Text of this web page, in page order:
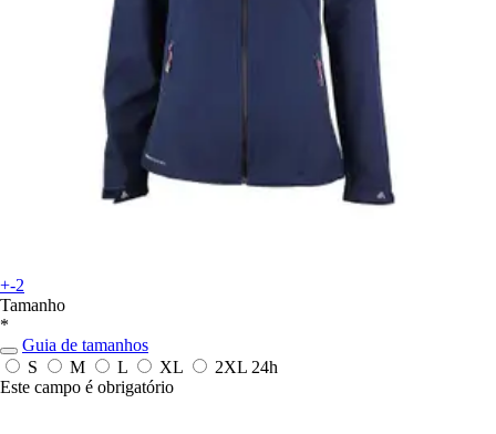
+-2
Tamanho
*
Guia de tamanhos
S
M L XL 2XL 24h
Este campo é obrigatório